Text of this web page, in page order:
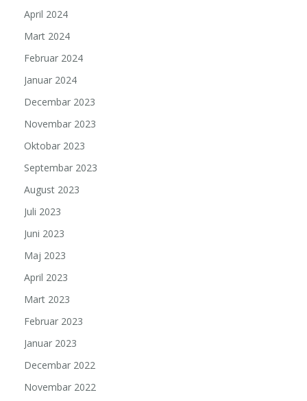
April 2024
Mart 2024
Februar 2024
Januar 2024
Decembar 2023
Novembar 2023
Oktobar 2023
Septembar 2023
August 2023
Juli 2023
Juni 2023
Maj 2023
April 2023
Mart 2023
Februar 2023
Januar 2023
Decembar 2022
Novembar 2022